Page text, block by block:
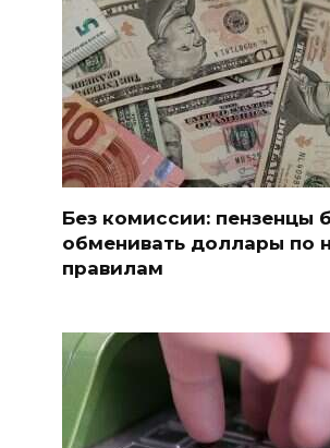
Без комиссии: пензенцы
обменивать доллары по
правилам